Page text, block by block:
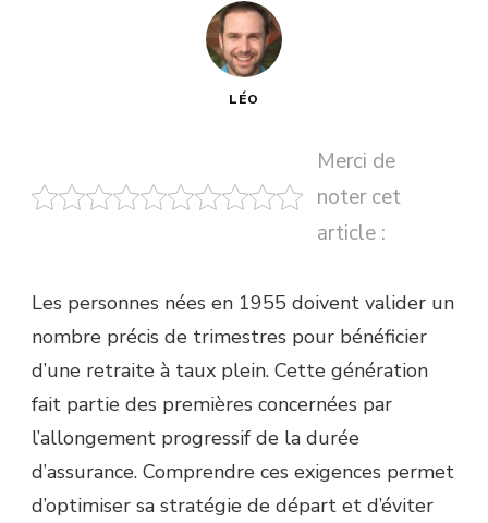
LÉO
Merci de
noter cet
article :
Les personnes nées en 1955 doivent valider un
nombre précis de trimestres pour bénéficier
d’une retraite à taux plein. Cette génération
fait partie des premières concernées par
l’allongement progressif de la durée
d’assurance. Comprendre ces exigences permet
d’optimiser sa stratégie de départ et d’éviter